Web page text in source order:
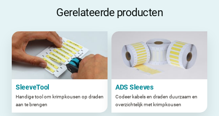
Gerelateerde producten
SleeveTool
Handige tool om krimpkousen op draden
aan te brengen
ADS Sleeves
Codeer kabels en draden duurzaam en
overzichtelijk met krimpkousen